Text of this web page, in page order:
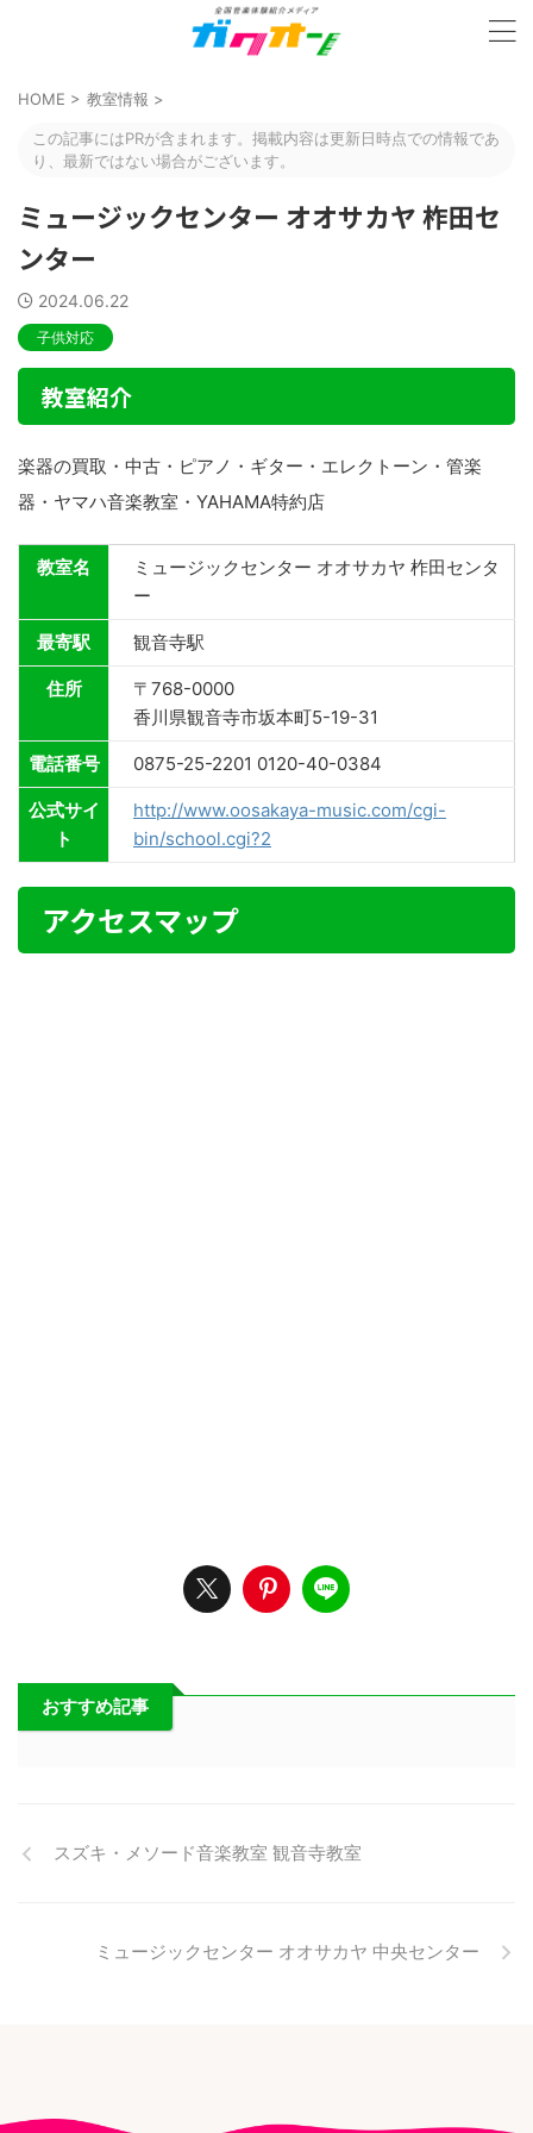
HOME > 教室情報 >
この記事にはPRが含まれます。掲載内容は更新日時点での情報であ
り、最新ではない場合がございます。
ミュージックセンター オオサカヤ 柞田セ
ンター
2024.06.22
子供対応
教室紹介
楽器の買取・中古・ピアノ・ギター・エレクトーン・管楽
器・ヤマハ音楽教室・YAHAMA特約店
教室名
ミュージックセンター オオサカヤ 柞田センタ
ー
最寄駅 観音寺駅
住所
〒768-0000
香川県観音寺市坂本町5-19-31
電話番号 0875-25-2201 0120-40-0384
公式サイ
ト
http://www.oosakaya-music.com/cgi-
bin/school.cgi?2
アクセスマップ
おすすめ記事
スズキ・メソード音楽教室 観音寺教室
ミュージックセンター オオサカヤ 中央センター